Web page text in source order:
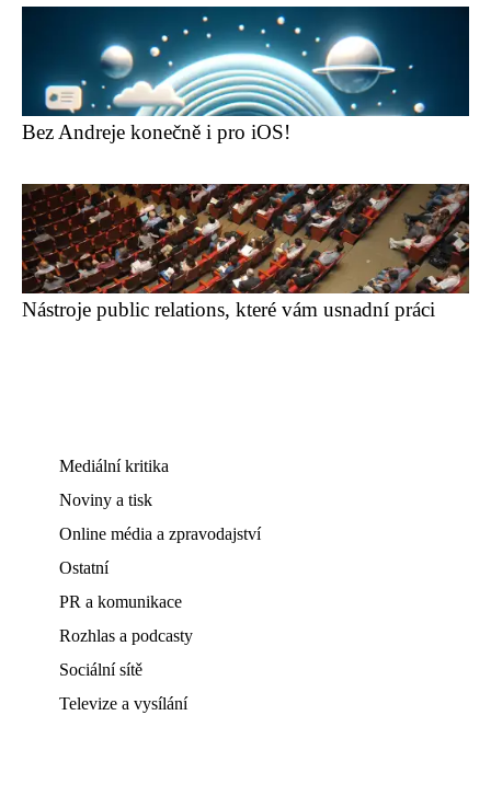
Bez Andreje konečně i pro iOS!
Nástroje public relations, které vám usnadní práci
Mediální kritika
Noviny a tisk
Online média a zpravodajství
Ostatní
PR a komunikace
Rozhlas a podcasty
Sociální sítě
Televize a vysílání